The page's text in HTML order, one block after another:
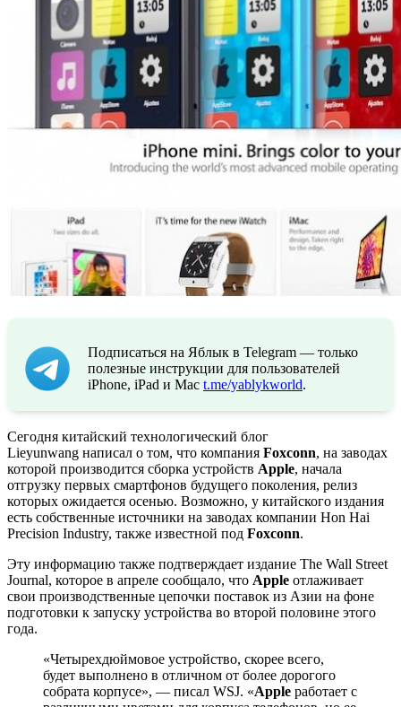
Подписаться на Яблык в Telegram — только
полезные инструкции для пользователей
iPhone, iPad и Mac t.me/yablykworld.
Сегодня китайский технологический блог
Lieyunwang написал о том, что компания Foxconn, на заводах
которой производится сборка устройств Apple, начала
отгрузку первых смартфонов будущего поколения, релиз
которых ожидается осенью. Возможно, у китайского издания
есть собственные источники на заводах компании Hon Hai
Precision Industry, также известной под Foxconn.
Эту информацию также подтверждает издание The Wall Street
Journal, которое в апреле сообщало, что Apple отлаживает
свои производственные цепочки поставок из Азии на фоне
подготовки к запуску устройства во второй половине этого
года.
«Четырехдюймовое устройство, скорее всего,
будет выполнено в отличном от более дорогого
собрата корпусе», — писал WSJ. «Apple работает с